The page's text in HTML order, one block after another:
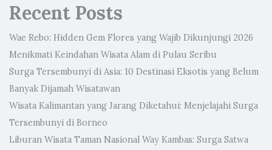
Recent Posts
Wae Rebo: Hidden Gem Flores yang Wajib Dikunjungi 2026
Menikmati Keindahan Wisata Alam di Pulau Seribu
Surga Tersembunyi di Asia: 10 Destinasi Eksotis yang Belum
Banyak Dijamah Wisatawan
Wisata Kalimantan yang Jarang Diketahui: Menjelajahi Surga
Tersembunyi di Borneo
Liburan Wisata Taman Nasional Way Kambas: Surga Satwa